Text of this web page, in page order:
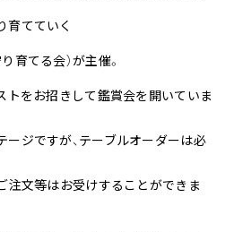
育てていく
育てる会）が主催。
トをお招きして鑑賞会を開いていま
ージですが、テーブルオーダーは必
注文等はお受けすることができま